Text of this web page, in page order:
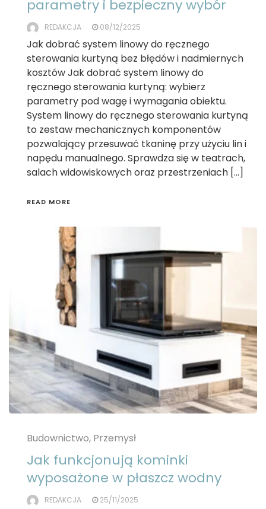
parametry i bezpieczny wybór
REDAKCJA 08/12/2025
Jak dobrać system linowy do ręcznego
sterowania kurtyną bez błędów i nadmiernych
kosztów Jak dobrać system linowy do
ręcznego sterowania kurtyną: wybierz
parametry pod wagę i wymagania obiektu.
System linowy do ręcznego sterowania kurtyną
to zestaw mechanicznych komponentów
pozwalający przesuwać tkaninę przy użyciu lin i
napędu manualnego. Sprawdza się w teatrach,
salach widowiskowych oraz przestrzeniach […]
READ MORE
Budownictwo, Przemysł
Jak funkcjonują kominki
wyposażone w płaszcz wodny
REDAKCJA 25/11/2025